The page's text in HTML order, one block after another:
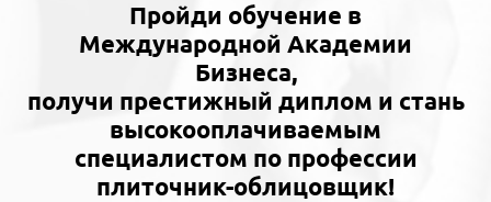
Пройди обучение в
Международной Академии
Бизнеса,
получи престижный диплом и стань
высокооплачиваемым
специалистом по профессии
плиточник-облицовщик!